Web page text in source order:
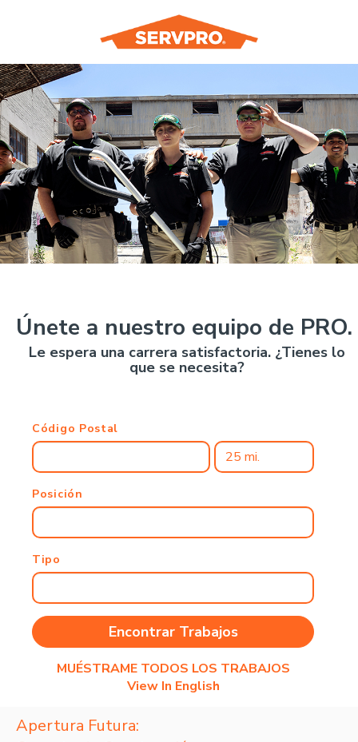
Únete a nuestro equipo de PRO.
Le espera una carrera satisfactoria. ¿Tienes lo
que se necesita?
Código Postal
Posición
Tipo
MUÉSTRAME TODOS LOS TRABAJOS
View In English
Apertura Futura: